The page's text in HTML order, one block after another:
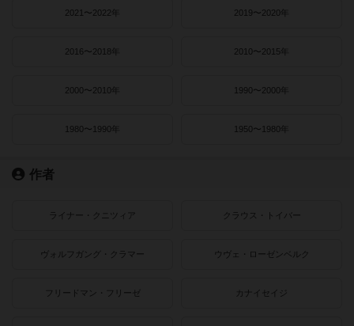
2021〜2022年 2019〜2020年
2016〜2018年 2010〜2015年
2000〜2010年 1990〜2000年
1980〜1990年 1950〜1980年
作者
ライナー・クニツィア クラウス・トイバー
ヴォルフガング・クラマー ウヴェ・ローゼンベルク
フリードマン・フリーゼ カナイセイジ